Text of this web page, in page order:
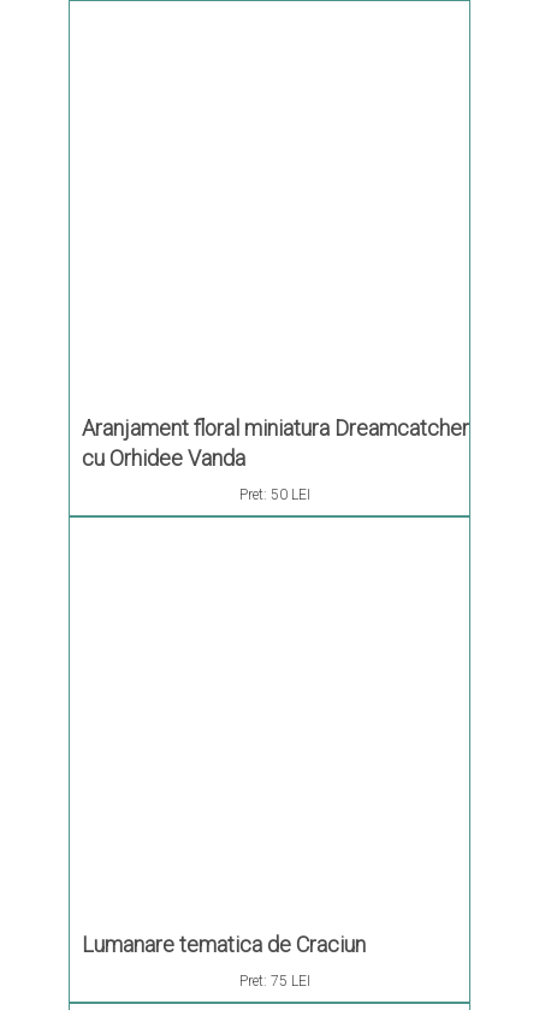
Aranjament floral miniatura Dreamcatcher
cu Orhidee Vanda
Pret: 50 LEI
Lumanare tematica de Craciun
Pret: 75 LEI